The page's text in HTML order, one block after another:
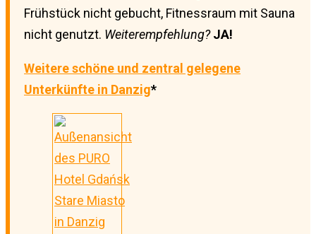
Frühstück nicht gebucht, Fitnessraum mit Sauna
nicht genutzt. Weiterempfehlung?JA!
Weitere schöne und zentral gelegene
Unterkünfte in Danzig*